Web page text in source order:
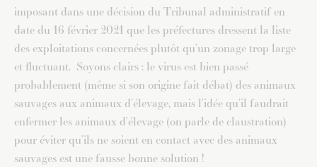
imposant dans une décision du Tribunal administratif en
date du 16 février 2021 que les préfectures dressent la liste
des exploitations concernées plutôt qu’un zonage trop large
et fluctuant. Soyons clairs : le virus est bien passé
probablement (même si son origine fait débat) des animaux
sauvages aux animaux d’élevage, mais l’idée qu’il faudrait
enfermer les animaux d’élevage (on parle de claustration)
pour éviter qu’ils ne soient en contact avec des animaux
sauvages est une fausse bonne solution !